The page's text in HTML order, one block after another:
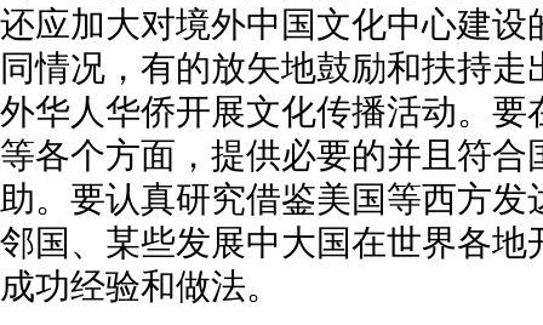
还应加大对境外中国文化中心建设
同情况，有的放矢地鼓励和扶持
外华人华侨开展文化传播活动。要
等各个方面，提供必要的并且符合
助。要认真研究借鉴美国等西方发
邻国、某些发展中大国在世界各地
成功经验和做法。